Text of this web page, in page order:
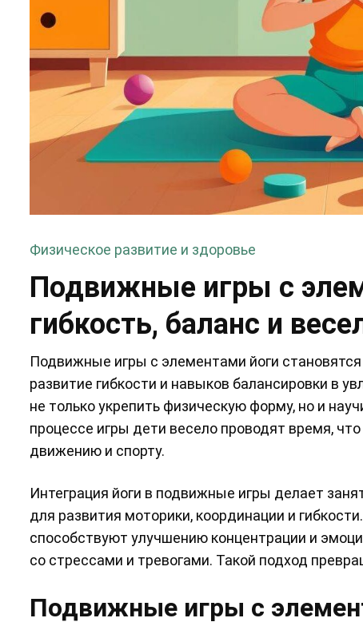
Физическое развитие и здоровье
Подвижные игры с
гибкость, баланс и
Подвижные игры с элементами йоги
развитие гибкости и навыков балансировки в
не только укрепить физическую форму, но и
процессе игры дети весело проводят время,
движению и спорту.
Интеграция йоги в подвижные игры делает
для развития моторики, координации и
способствуют улучшению концентрации и
со стрессами и тревогами. Такой подход
Подвижные игры с